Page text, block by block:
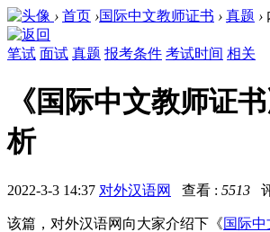
› 首页 ›国际中文教师证书 › 真题 ›
笔试 面试 真题 报考条件 考试时间 相关
《国际中文教师证
析
2022-3-3 14:37 对外汉语网 查看 : 5513
该篇，对外汉语网向大家介绍下《国际